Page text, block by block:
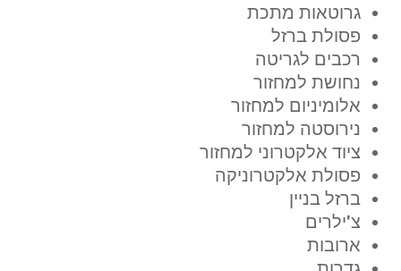
גרוטאות מתכת
פסולת ברזל
רכבים לגריטה
נחושת למחזור
אלומיניום למחזור
נירוסטה למחזור
ציוד אלקטרוני למחזור
פסולת אלקטרוניקה
ברזל בניין
צ'ילרים
ארובות